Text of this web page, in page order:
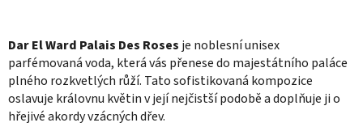
Dar El Ward Palais Des Roses je noblesní unisex
parfémovaná voda, která vás přenese do majestátního paláce
plného rozkvetlých růží. Tato sofistikovaná kompozice
oslavuje královnu květin v její nejčistší podobě a doplňuje ji o
hřejivé akordy vzácných dřev.